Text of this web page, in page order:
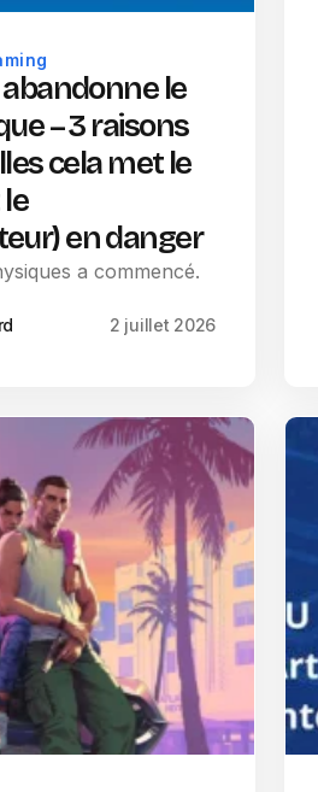
le
– 3 raisons
cela met le
en danger
a commencé.
2 juillet 2026